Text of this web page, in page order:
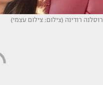
רוסלנה רודינה (צילום: צילום עצמי)